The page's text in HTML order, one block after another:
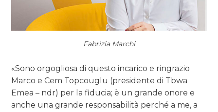
Fabrizia Marchi
«Sono orgogliosa di questo incarico e ringrazio
Marco e Cem Topcouglu (presidente di Tbwa
Emea – ndr) per la fiducia; è un grande onore e
anche una grande responsabilità perché a me, a